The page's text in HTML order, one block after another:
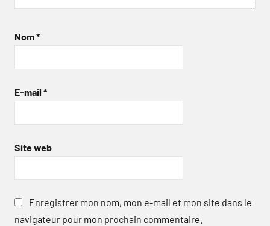
Nom*
E-mail *
Site web
Enregistrer mon nom, mon e-mail et mon site dans le
navigateur pour mon prochain commentaire.